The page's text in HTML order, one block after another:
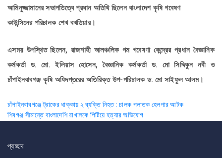
আমিনুজ্জামানের সভাপতিত্বে প্রধান অতিথি ছিলেন বাংলাদেশ কৃষি গবেষণ
কাউন্সিলের পরিচালক শেখ বখতিয়ার।
এসময় উপস্থিত ছিলেন, রাজশাহী আলঞ্চলিক গম গবেষণা কেন্দ্রের প্রধান বৈজ্ঞানিক
কর্মকর্তা ড. মো. ইলিয়াস হোসেন, বৈজ্ঞানিক কর্মকর্তা ড. মো সিদ্দিকুন নবী ও
চাঁপাইনবাবগঞ্জ কৃষি অধিদপ্তরের অতিরিক্ত উপ-পরিচালক ড. মো সাইফুল আলম।
Post
navigation
চাঁপাইনবাবগঞ্জে ট্রাকের ধাক্কায় ২ ব্যক্তি নিহত : চালক পলাতক হেলপার আটক
শিবগঞ্জ সীমান্তে বাংলাদেশি রাখালকে পিটিয়ে হত্যার অভিযোগ
প্রচ্ছদ